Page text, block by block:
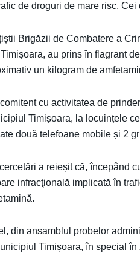
de droguri de mare risc.
Brigăzii de Combatere a
Timișoara, au prins în flagrant
un kilogram de
cu activitatea de
Timișoara, la locuințele
două telefoane mobile și 2
a reieșit că, începând
infracţională implicată în
din ansamblul probelor
Timișoara, în special